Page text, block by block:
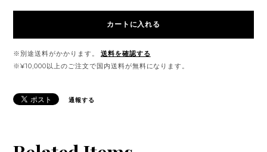
カートに入れる
※別途送料がかかります。
送料を確認する
※¥10,000以上のご注文で国内送料が無料になります。
通報する